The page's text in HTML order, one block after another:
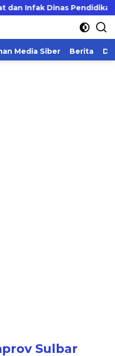
Dinas Pendidikan
Media Siber Berita
Sulbar